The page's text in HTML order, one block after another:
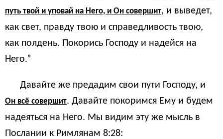
путь твой и уповай на Него, и Он совершит, и выведет,
как свет, правду твою и справедливость твою,
как полдень. Покорись Господу и надейся на
Него.”
Давайте же предадим свои пути Господу, и
Он всё совершит. Давайте покоримся Ему и будем
надеяться на Него. Мы видим эту же мысль в
Послании к Римлянам 8:28: